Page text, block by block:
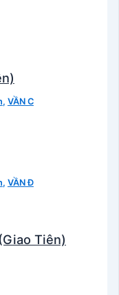
, VẦN C
, VẦN Đ
Tiên)